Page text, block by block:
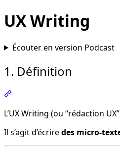
UX Writing
Écouter en version Podcast
1. Définition
L’UX Writing (ou “rédaction
Il s’agit d’écriredes micro-